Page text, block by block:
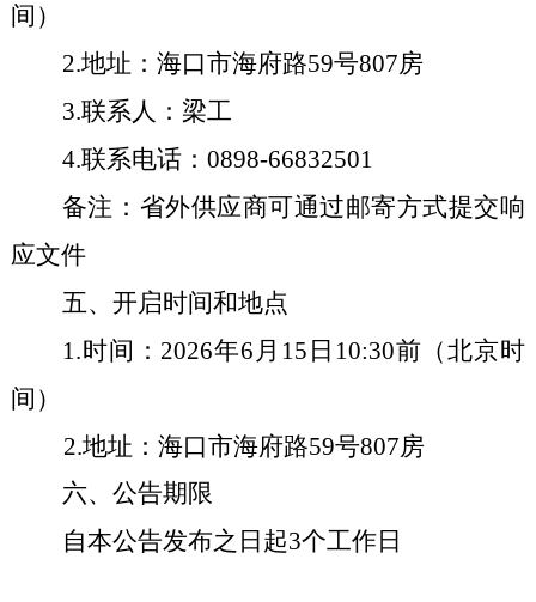
间）
2.地址：海口市海府路59号807房
3.联系人：梁工
4.联系电话：0898-66832501
备注：省外供应商可通过邮寄方式提交响
应文件
五、 开启时间和地点
1.时间：2026年6月15日10:30前（北京时
间）
2.地址：海口市海府路59号807房
六、 公告期限
自本公告发布之日起3个工作日